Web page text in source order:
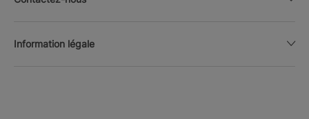
Information légale